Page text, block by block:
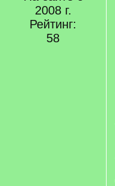
2008 г.
Рейтинг:
58